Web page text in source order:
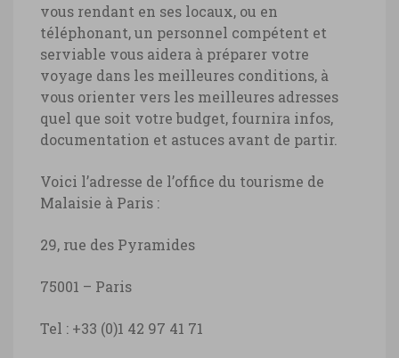
vous rendant en ses locaux, ou en
téléphonant, un personnel compétent et
serviable vous aidera à préparer votre
voyage dans les meilleures conditions, à
vous orienter vers les meilleures adresses
quel que soit votre budget, fournira infos,
documentation et astuces avant de partir.
Voici l’adresse de l’office du tourisme de
Malaisie à Paris :
29, rue des Pyramides
75001 – Paris
Tel : +33 (0)1 42 97 41 71